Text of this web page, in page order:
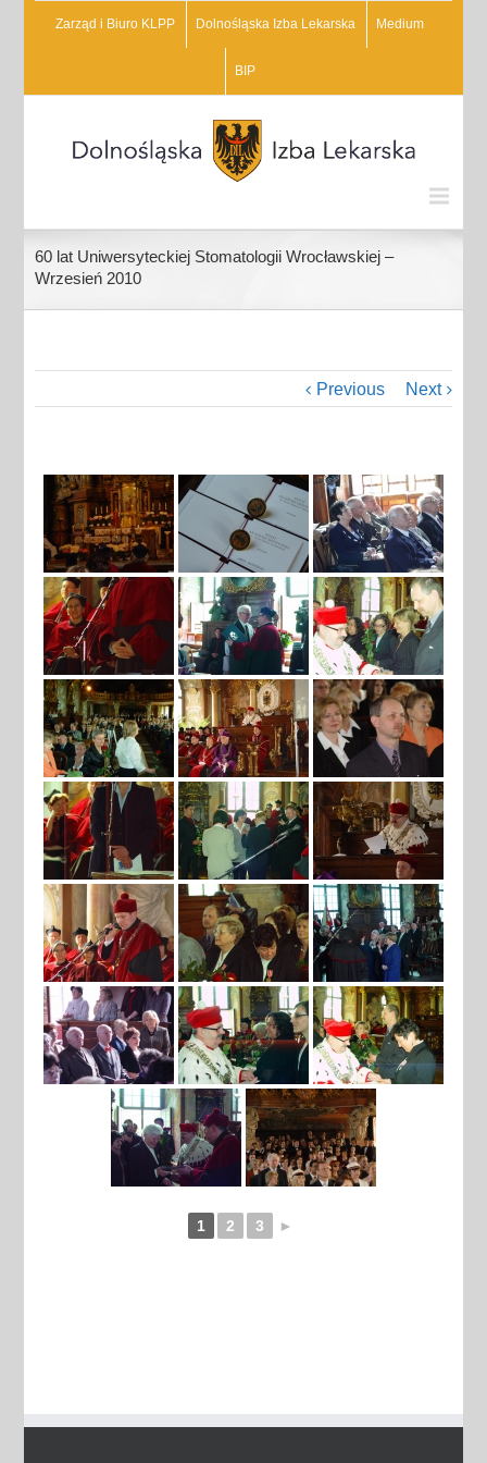
Zarząd i Biuro KLPP Dolnośląska Izba Lekarska Medium
BIP
60 lat Uniwersyteckiej Stomatologii Wrocławskiej –
Wrzesień 2010
Previous Next
1 2 3 ►